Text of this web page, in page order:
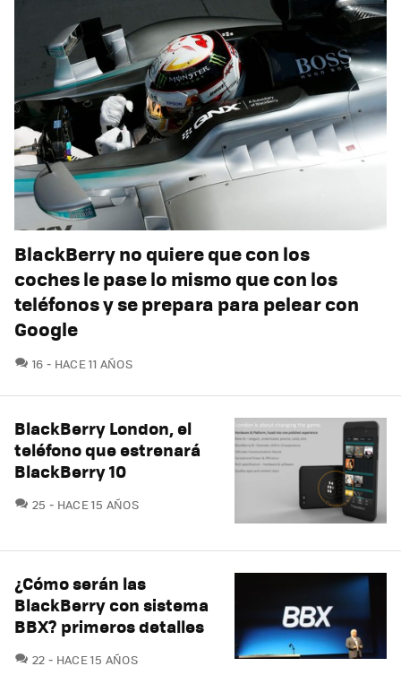
BlackBerry no quiere que con los
coches le pase lo mismo que con los
teléfonos y se prepara para pelear con
Google
16 COMENTARIOS
HACE 11 AÑOS
BlackBerry London, el
teléfono que estrenará
BlackBerry 10
25 COMENTARIOS
HACE 15 AÑOS
¿Cómo serán las
BlackBerry con sistema
BBX? primeros detalles
22 COMENTARIOS
HACE 15 AÑOS